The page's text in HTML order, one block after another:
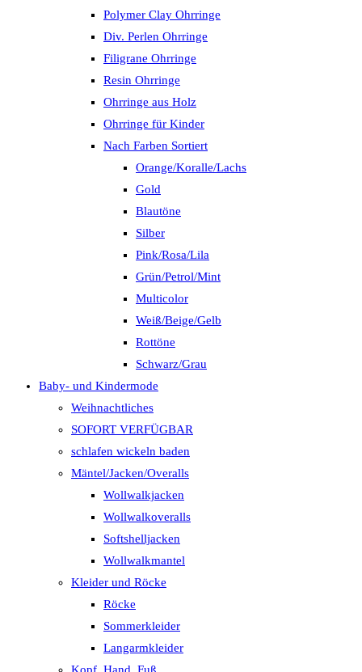
Polymer Clay Ohrringe
Div. Perlen Ohrringe
Filigrane Ohrringe
Resin Ohrringe
Ohrringe aus Holz
Ohrringe für Kinder
Nach Farben Sortiert
Orange/Koralle/Lachs
Gold
Blautöne
Silber
Pink/Rosa/Lila
Grün/Petrol/Mint
Multicolor
Weiß/Beige/Gelb
Rottöne
Schwarz/Grau
Baby- und Kindermode
Weihnachtliches
SOFORT VERFÜGBAR
schlafen wickeln baden
Mäntel/Jacken/Overalls
Wollwalkjacken
Wollwalkoveralls
Softshelljacken
Wollwalkmantel
Kleider und Röcke
Röcke
Sommerkleider
Langarmkleider